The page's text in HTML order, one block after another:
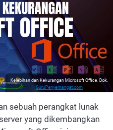
Kelebihan dan Kekurangan Microsoft Office. Dok.
GuruPenyemangat.com
sebuah perangkat lunak
yang dikembangkan